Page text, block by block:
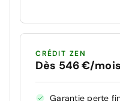
CRÉDIT ZEN
Dès 546 €/mois
Garantie perte